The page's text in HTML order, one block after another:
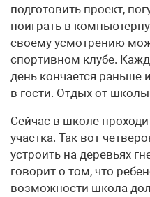
подготовить проект,
поиграть в
своему усмотрению
спортивном клубе.
день кончается раньше
в гости. Отдых от
Сейчас в школе
участка. Так вот
устроить на деревьях
говорит о том, что
возможности школа